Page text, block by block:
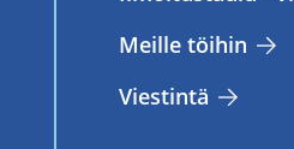
Meil­le töi­hin
Vies­tin­tä